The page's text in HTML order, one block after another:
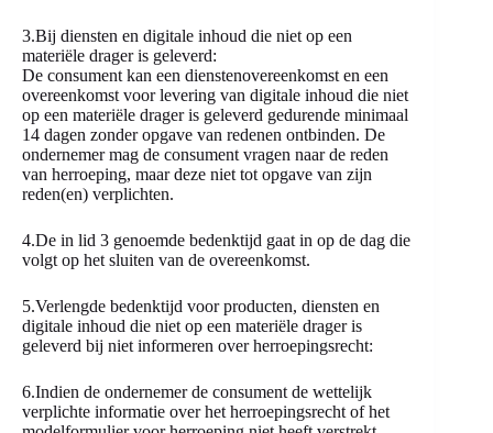
3.Bij diensten en digitale inhoud die niet op een
materiële drager is geleverd:
De consument kan een dienstenovereenkomst en een
overeenkomst voor levering van digitale inhoud die niet
op een materiële drager is geleverd gedurende minimaal
14 dagen zonder opgave van redenen ontbinden. De
ondernemer mag de consument vragen naar de reden
van herroeping, maar deze niet tot opgave van zijn
reden(en) verplichten.
4.De in lid 3 genoemde bedenktijd gaat in op de dag die
volgt op het sluiten van de overeenkomst.
5.Verlengde bedenktijd voor producten, diensten en
digitale inhoud die niet op een materiële drager is
geleverd bij niet informeren over herroepingsrecht:
6.Indien de ondernemer de consument de wettelijk
verplichte informatie over het herroepingsrecht of het